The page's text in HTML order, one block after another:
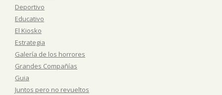
Deportivo
Educativo
El Kiosko
Estrategia
Galería de los horrores
Grandes Compañías
Guia
Juntos pero no revueltos